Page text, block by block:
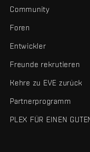
Community
Foren
Entwickler
Freunde rekrutieren
Kehre zu EVE zurück
Partnerprogramm
PLEX FÜR EINEN